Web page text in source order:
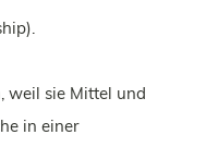
weil sie Mittel und
in einer